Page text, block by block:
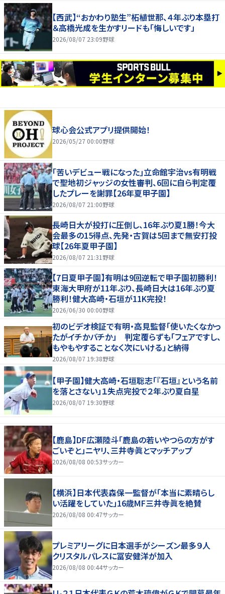
【西武】“おかわり塾生”柘植世那、４年ぶり本塁打
＆高橋光成を生かすリードも「悔しいです」
2026/08/07 23:09野球
球心会公式アプリ提供開始！
2026/05/27 00:00野球
｢苦いデビュー戦になった｣立命館宇治vs有明戦
で聖地初ジャッジの女性審判、6回に自ら判定覆
したプレーを謝罪【26年夏甲子園】
2026/08/07 21:00野球
長崎日大が投打に圧倒し、16年ぶり夏1勝！今大
会最多の15得点、先発・古賀は5回まで無安打投
球【26年夏甲子園】
2026/08/07 21:31 野球
【7日夏甲子園】有明は9回逆転で甲子園初勝利！
東海大甲府が11年ぶり、長崎日大は16年ぶり夏
勝利！健大高崎・石垣が11K完投！
2026/06/30 00:00野球
初のビデオ検証で有明・高見監督「使いたくなかっ
たがイチかバチか」 判定覆らずも「フェアですし、
もやもやすることなく次にいける」と納得
2026/08/07 19:38野球
【甲子園】健大高崎・石垣聡志「『石垣』という名前
を落とさない」１失点完投で２年ぶり夏白星
2026/08/07 19:30野球
【鹿島】DF広瀬陸斗「鹿島の若いやつらの方がす
ごいぞと」ニヤリ、三井寺眞とマッチアップ
2026/08/08 00:53サッカー
【横浜】日本代表森保一監督が「本当に素晴らし
い活躍をしていた」16歳MF三井寺眞を絶賛
2026/08/08 00:47サッカー
プレミアリーグに日本選手がシーズン最多９人
クリスタルパレスに冨安健洋が加入
2026/08/08 00:44サッカー